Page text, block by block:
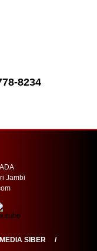
8234
Jambi
SIBER